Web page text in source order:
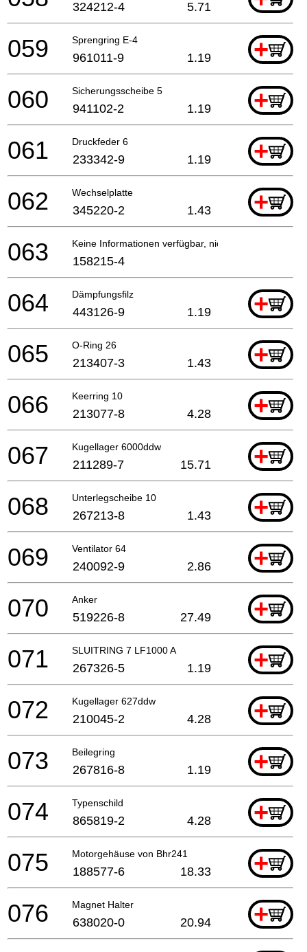
324212-4 5.71
Sprengring E-4 +
059 961011-9 1.19
Sicherungsscheibe 5 +
060 941102-2 1.19
Druckfeder 6 +
061 233342-9 1.19
Wechselplatte +
062 345220-2 1.43
Keine Informationen verfügbar, nicht bestellbar
063 158215-4
Dämpfungsfilz +
064 443126-9 1.19
O-Ring 26 +
065 213407-3 1.43
Keerring 10 +
066 213077-8 4.28
Kugellager 6000ddw +
067 211289-7 15.71
Unterlegscheibe 10 +
068 267213-8 1.43
Ventilator 64 +
069 240092-9 2.86
Anker +
070 519226-8 27.49
SLUITRING 7 LF1000 A +
071 267326-5 1.19
Kugellager 627ddw +
072 210045-2 4.28
Beilegring +
073 267816-8 1.19
Typenschild +
074 865819-2 4.28
Motorgehäuse von Bhr241 +
075 188577-6 18.33
Magnet Halter +
076 638020-0 20.94